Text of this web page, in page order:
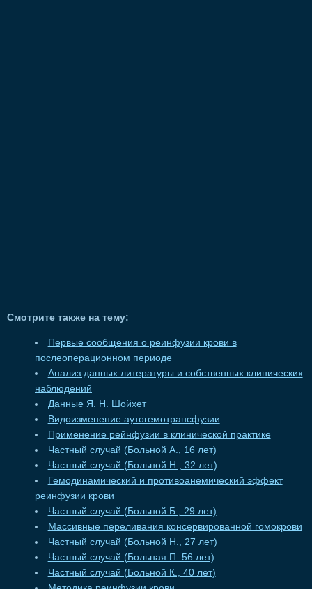
Смотрите также на тему:
Первые сообщения о реинфузии крови в
послеоперационном периоде
Анализ данных литературы и собственных клинических
наблюдений
Данные Я. Н. Шойхет
Видоизменение аутогемотрансфузии
Применение рейнфузии в клинической практике
Частный случай (Больной А., 16 лет)
Частный случай (Больной Н., 32 лет)
Гемодинамический и противоанемический эффект
реинфузии крови
Частный случай (Больной Б., 29 лет)
Массивные переливания консервированной гомокрови
Частный случай (Больной Н., 27 лет)
Частный случай (Больная П. 56 лет)
Частный случай (Больной К., 40 лет)